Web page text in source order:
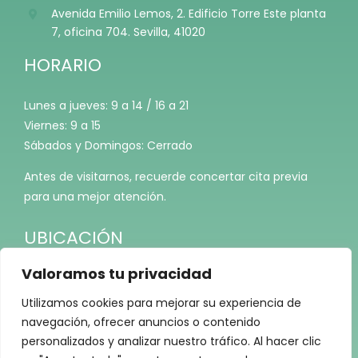
Valoramos tu privacidad
Utilizamos cookies para mejorar su experiencia de
navegación, ofrecer anuncios o contenido
personalizados y analizar nuestro tráfico. Al hacer clic
Avenida Emilio Lemos, 2. Edificio Torre Este planta
7, oficina 704. Sevilla, 41020
HORARIO
Lunes a jueves: 9 a 14 / 16 a 21
Viernes: 9 a 15
Sábados y Domingos: Cerrado
Antes de visitarnos, recuerde concertar cita previa
para una mejor atención.
UBICACIÓN